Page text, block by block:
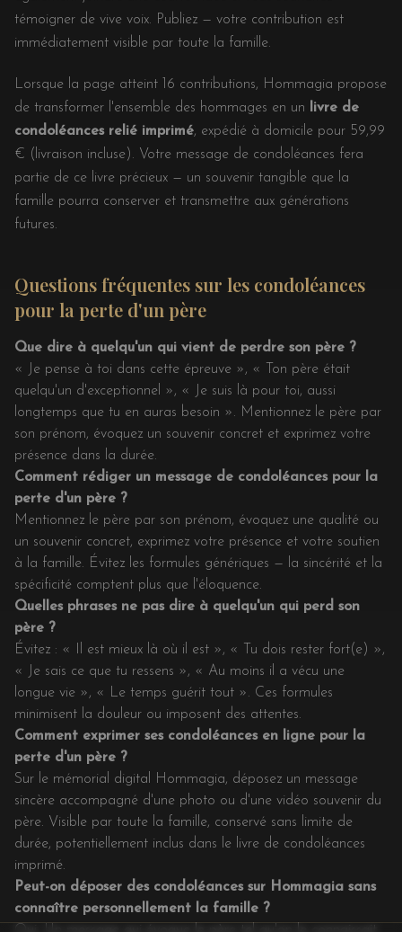
témoigner de vive voix. Publiez — votre contribution est
immédiatement visible par toute la famille.
Lorsque la page atteint 16 contributions, Hommagia propose
de transformer l'ensemble des hommages en un
livre de
condoléances relié imprimé, expédié à domicile pour 59,99
€ (livraison incluse). Votre message de condoléances fera
partie de ce livre précieux — un souvenir tangible que la
famille pourra conserver et transmettre aux générations
futures.
Questions fréquentes sur les condoléances
pour la perte d'un père
Que dire à quelqu'un qui vient de perdre son père ?
« Je pense à toi dans cette épreuve », « Ton père était
quelqu'un d'exceptionnel », « Je suis là pour toi, aussi
longtemps que tu en auras besoin ». Mentionnez le père par
son prénom, évoquez un souvenir concret et exprimez votre
présence dans la durée.
Comment rédiger un message de condoléances pour la
perte d'un père ?
Mentionnez le père par son prénom, évoquez une qualité ou
un souvenir concret, exprimez votre présence et votre soutien
à la famille. Évitez les formules génériques — la sincérité et la
spécificité comptent plus que l'éloquence.
Quelles phrases ne pas dire à quelqu'un qui perd son
père ?
Évitez : « Il est mieux là où il est », « Tu dois rester fort(e) »,
« Je sais ce que tu ressens », « Au moins il a vécu une
longue vie », « Le temps guérit tout ». Ces formules
minimisent la douleur ou imposent des attentes.
Comment exprimer ses condoléances en ligne pour la
perte d'un père ?
Sur le mémorial digital Hommagia, déposez un message
sincère accompagné d'une photo ou d'une vidéo souvenir du
père. Visible par toute la famille, conservé sans limite de
durée, potentiellement inclus dans le livre de condoléances
imprimé.
Peut-on déposer des condoléances sur Hommagia sans
connaître personnellement la famille ?